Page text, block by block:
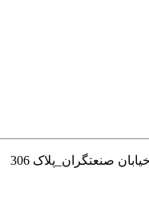
صنعتگران_پلاک 306